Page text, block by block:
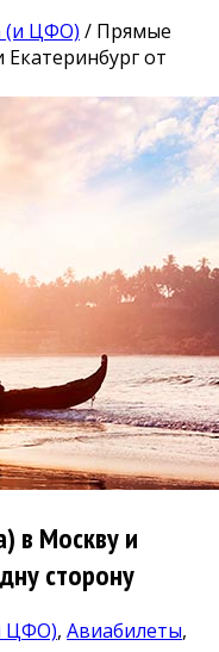
(и ЦФО) / Прямые
от
в Москву и
сторону
ЦФО), Авиабилеты,